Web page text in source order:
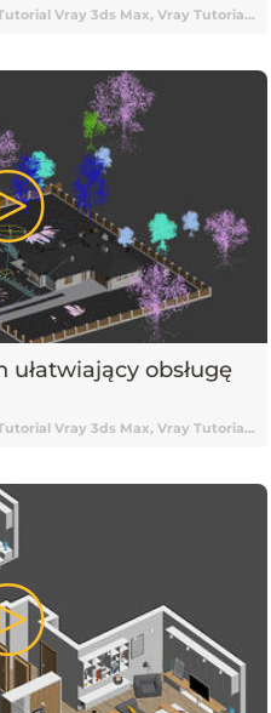
3ds Max poradnik, 3ds Max Vray, Tutorial Vray 3ds Max, Vray Tutorial, Vray, Vray 3ds Max tutorial, Vray Tutorial 3ds Max, Tutorial 3ds Max, 3ds Max Tutorial, Tutorial 3ds Max Vray, Tutorial online 3ds Max, Tutorial 3ds Max online, Nauka 3ds Max, 3ds Max Nauka, 3ds Max od podstaw, Podstawy 3ds Max, 3ds Max podstawy, Vray, V-ray, Tutorial V-ray, Tutorial Vray online, Darmowy kurs 3ds Max, 3ds Max tutorial Vray, Tutorial, Tutoriale, Darmowy tutorial, Tutorial 3ds Max po polsku, Tutorial 3ds Max pl, 3ds Max tutorial polski, 3ds Max tutorial po polsku, 3ds Max tutorial pl, Tutorial 3ds Max polski, Poradnik, Skrypty, Skrypty 3ds Max, Pluginy 3ds Max, Plugin 3ds Max, 3ds Max Plugin, Wtyczka 3ds Max, Linia 3ds Max, Linia w 3ds Maxie
ułatwiający obsługę
3ds Max poradnik, 3ds Max Vray, Tutorial Vray 3ds Max, Vray Tutorial, Vray, Vray 3ds Max tutorial, Vray Tutorial 3ds Max, Tutorial 3ds Max, 3ds Max Tutorial, Tutorial 3ds Max Vray, Tutorial online 3ds Max, Tutorial 3ds Max online, Nauka 3ds Max, 3ds Max Nauka, 3ds Max od podstaw, Podstawy 3ds Max, 3ds Max podstawy, Vray, V-ray, Tutorial V-ray, Tutorial Vray online, Darmowy kurs 3ds Max, 3ds Max tutorial Vray, Tutorial, Tutoriale, Darmowy tutorial, Tutorial 3ds Max po polsku, Tutorial 3ds Max pl, 3ds Max tutorial polski, 3ds Max tutorial po polsku, 3ds Max tutorial pl, Tutorial 3ds Max polski, Poradnik, Skrypty, Skrypty 3ds Max, Pluginy 3ds Max, Plugin 3ds Max, 3ds Max Plugin, Wtyczka 3ds Max, 3ds Max Proxy, Vray Proxy, V-ray Proxy, Wyświetlanie proxy